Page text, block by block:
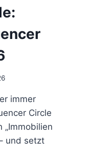
immer
Circle
und setzt